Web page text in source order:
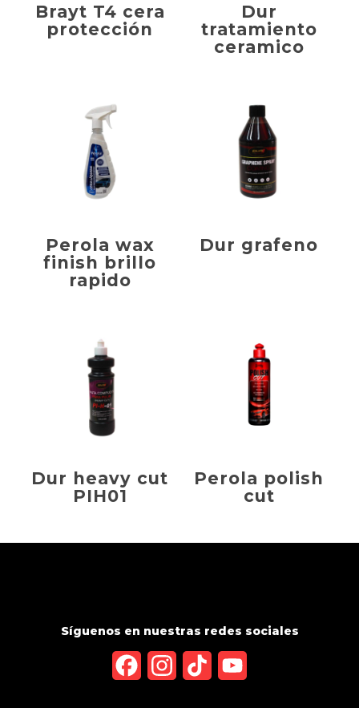
Brayt T4 cera
protección
Dur
tratamiento
ceramico
Perola wax
finish brillo
rapido
Dur grafeno
Dur heavy cut
PIH01
Perola polish
cut
Síguenos en nuestras redes sociales
FacebookInstagram
TikTok